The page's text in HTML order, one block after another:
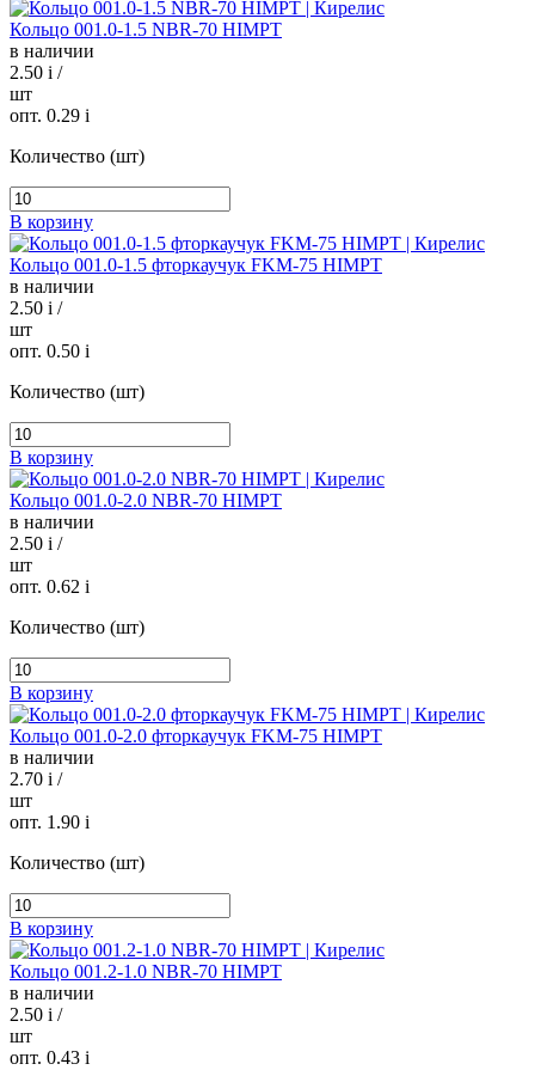
Кольцо 001.0-1.5 NBR-70 HIMPT
в наличии
2.50 i /
шт
опт. 0.29 i
Количество (шт)
В корзину
Кольцо 001.0-1.5 фторкаучук FKM-75 HIMPT
в наличии
2.50 i /
шт
опт. 0.50 i
Количество (шт)
В корзину
Кольцо 001.0-2.0 NBR-70 HIMPT
в наличии
2.50 i /
шт
опт. 0.62 i
Количество (шт)
В корзину
Кольцо 001.0-2.0 фторкаучук FKM-75 HIMPT
в наличии
2.70 i /
шт
опт. 1.90 i
Количество (шт)
В корзину
Кольцо 001.2-1.0 NBR-70 HIMPT
в наличии
2.50 i /
шт
опт. 0.43 i